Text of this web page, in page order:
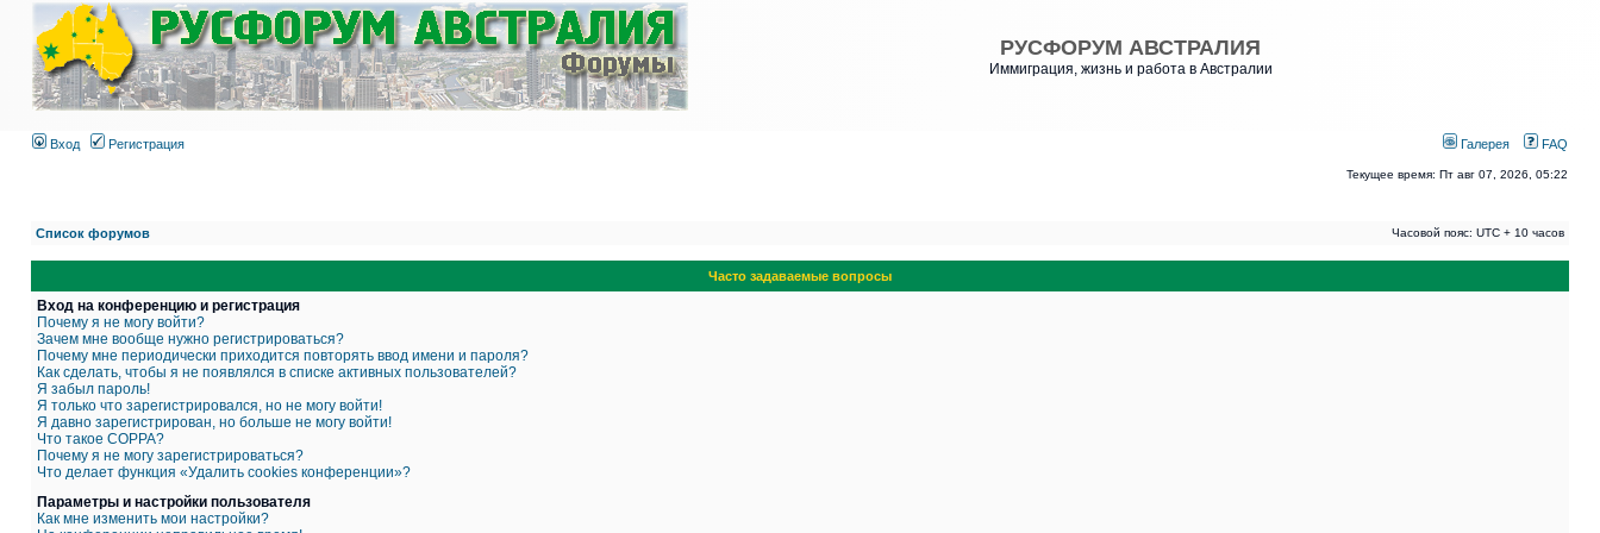
РУСФОРУМ АВСТРАЛИЯ
Иммиграция, жизнь и работа в Австралии
Вход Регистрация Галерея FAQ
Текущее время: Пт авг 07, 2026, 05:22
Список форумов Часовой пояс: UTC + 10 часов
Часто задаваемые вопросы
Вход на конференцию и регистрация
Почему я не могу войти?
Зачем мне вообще нужно регистрироваться?
Почему мне периодически приходится повторять ввод имени и пароля?
Как сделать, чтобы я не появлялся в списке активных пользователей?
Я забыл пароль!
Я только что зарегистрировался, но не могу войти!
Я давно зарегистрирован, но больше не могу войти!
Что такое COPPA?
Почему я не могу зарегистрироваться?
Что делает функция «Удалить cookies конференции»?
Параметры и настройки пользователя
Как мне изменить мои настройки?